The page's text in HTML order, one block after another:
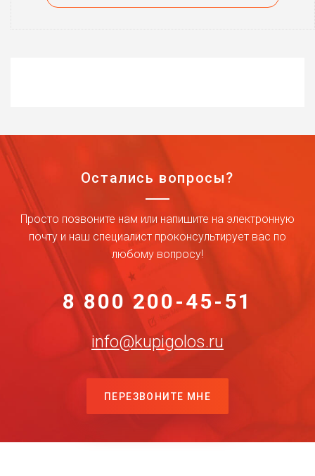
Остались вопросы?
Просто позвоните нам или напишите на электронную
почту и наш специалист проконсультирует вас по
любому вопросу!
8 800 200-45-51
info@kupigolos.ru
ПЕРЕЗВОНИТЕ МНЕ